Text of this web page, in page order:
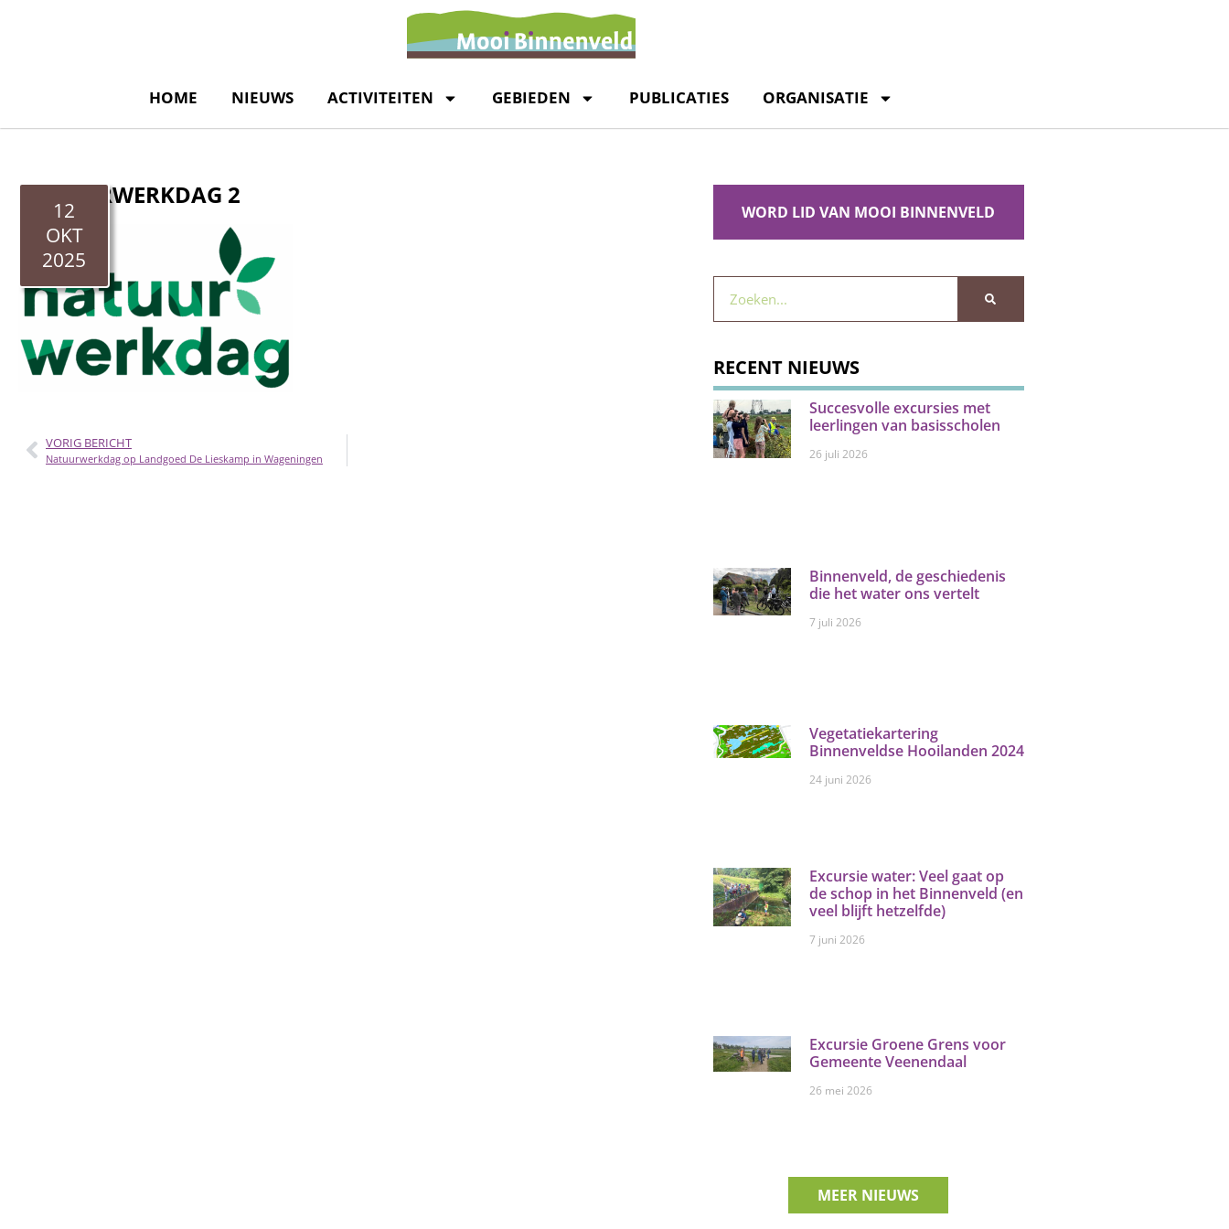
HOME NIEUWS ACTIVITEITEN GEBIEDEN PUBLICATIES ORGANISATIE
12
OKT
2025
NATUURWERKDAG 2
VORIG BERICHT
Natuurwerkdag op Landgoed De Lieskamp in Wageningen
WORD LID VAN MOOI BINNENVELD
RECENT NIEUWS
Succesvolle excursies met
leerlingen van basisscholen
26 juli 2026
Binnenveld, de geschiedenis
die het water ons vertelt
7 juli 2026
Vegetatiekartering
Binnenveldse Hooilanden 2024
24 juni 2026
Excursie water: Veel gaat op
de schop in het Binnenveld (en
veel blijft hetzelfde)
7 juni 2026
Excursie Groene Grens voor
Gemeente Veenendaal
26 mei 2026
MEER NIEUWS